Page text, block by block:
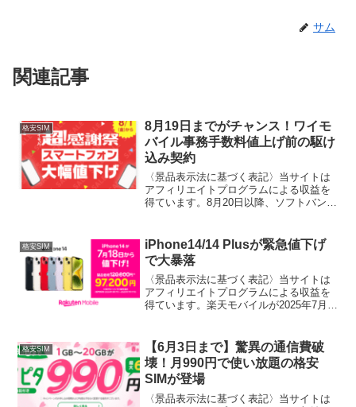
サム
関連記事
格安SIM
8月19日までがチャンス！ワイモ
バイル事務手数料値上げ前の駆け
込み契約
〈景品表示法に基づく表記〉当サイトは
アフィリエイトプログラムによる収益を
得ています。8月20日以降、ソフトバン
手数料無料で契約できるのは8月19日ま
で。この期...
格安SIM
iPhone14/14 Plusが緊急値下げ
で大暴落
〈景品表示法に基づく表記〉当サイトは
アフィリエイトプログラムによる収益を
得ています。楽天モバイルが2025年7月
です。旧型モデルを安く手に入れたい人
や...
格安SIM
【6月3日まで】驚異の通信費破
壊！月990円で使い放題の格安
SIMが登場
〈景品表示法に基づく表記〉当サイトは